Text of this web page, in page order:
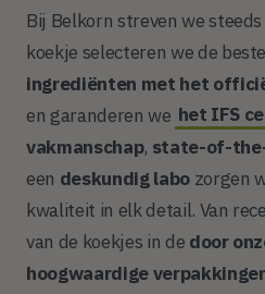
Bij Belkorn streven we
koekje selecteren we de
ingrediënten met het
en garanderen we het IFS
vakmanschap, state-of-
een deskundig labozorgen
kwaliteit in elk detail. Van
van de koekjes in de door
hoogwaardige